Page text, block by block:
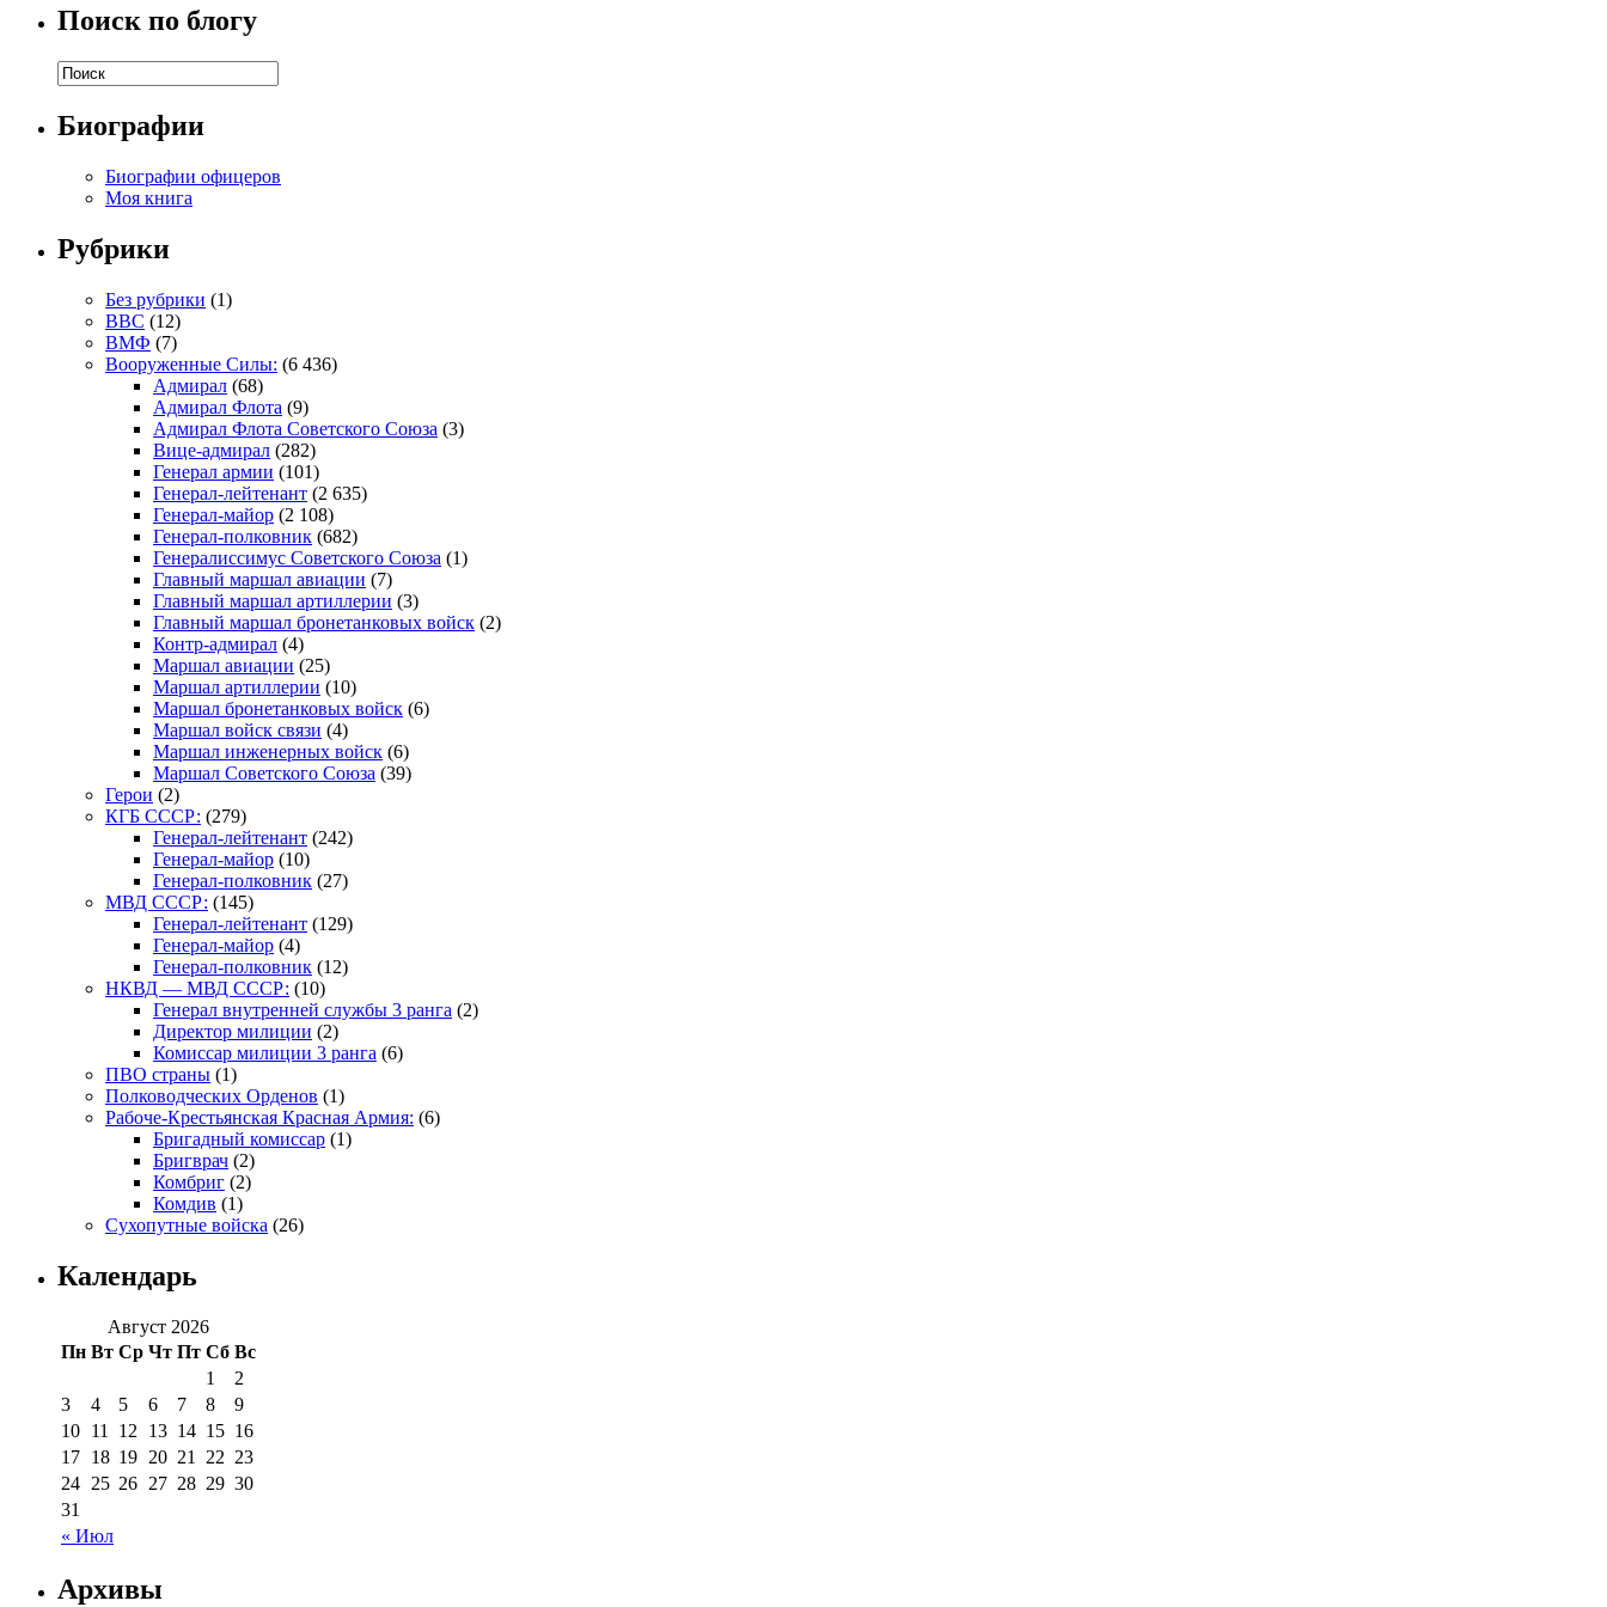
Поиск по блогу
Биографии
Биографии офицеров
Моя книга
Рубрики
Без рубрики (1)
ВВС (12)
ВМФ (7)
Вооруженные Силы: (6 436)
Адмирал (68)
Адмирал Флота (9)
Адмирал Флота Советского Союза (3)
Вице-адмирал (282)
Генерал армии (101)
Генерал-лейтенант (2 635)
Генерал-майор (2 108)
Генерал-полковник (682)
Генералиссимус Советского Союза (1)
Главный маршал авиации (7)
Главный маршал артиллерии (3)
Главный маршал бронетанковых войск (2)
Контр-адмирал (4)
Маршал авиации (25)
Маршал артиллерии (10)
Маршал бронетанковых войск (6)
Маршал войск связи (4)
Маршал инженерных войск (6)
Маршал Советского Союза (39)
Герои (2)
КГБ СССР: (279)
Генерал-лейтенант (242)
Генерал-майор (10)
Генерал-полковник (27)
МВД СССР: (145)
Генерал-лейтенант (129)
Генерал-майор (4)
Генерал-полковник (12)
НКВД — МВД СССР: (10)
Генерал внутренней службы 3 ранга (2)
Директор милиции (2)
Комиссар милиции 3 ранга (6)
ПВО страны (1)
Полководческих Орденов (1)
Рабоче-Крестьянская Красная Армия: (6)
Бригадный комиссар (1)
Бригврач (2)
Комбриг (2)
Комдив (1)
Сухопутные войска (26)
Календарь
Август 2026
Пн Вт Ср Чт Пт Сб Вс
« Июл
1
2
3
4 5 6 7 8
9
10 11 12 13 14 15 16
17 18 19 20 21 22 23
24 25 26 27 28 29 30
31
Архивы